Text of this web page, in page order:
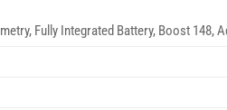
Fully Integrated Battery, Boost 148,